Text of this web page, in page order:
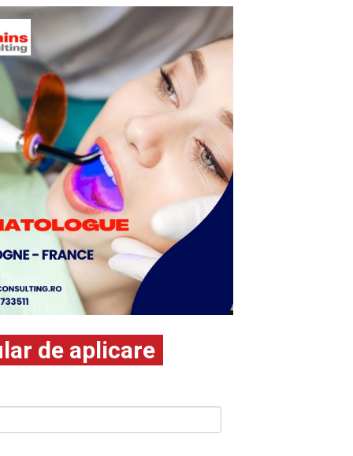
de aplicare